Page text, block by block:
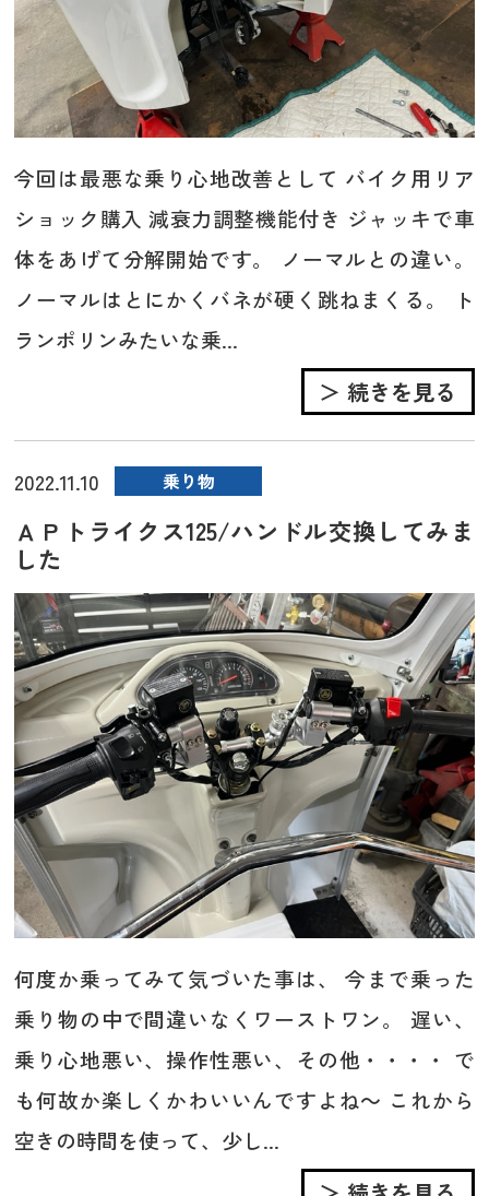
今回は最悪な乗り心地改善として バイク用リア
ショック購入 減衰力調整機能付き ジャッキで車
体をあげて分解開始です。 ノーマルとの違い。
ノーマルはとにかくバネが硬く跳ねまくる。 ト
ランポリンみたいな乗...
＞ 続きを見る
2022.11.10 乗り物
ＡＰトライクス125/ハンドル交換してみま
した
何度か乗ってみて気づいた事は、 今まで乗った
乗り物の中で間違いなくワーストワン。 遅い、
乗り心地悪い、操作性悪い、その他・・・・ で
も何故か楽しくかわいいんですよね～ これから
空きの時間を使って、少し...